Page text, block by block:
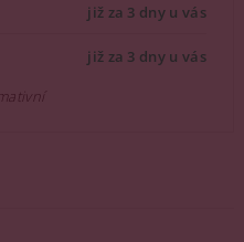
již za 3 dny u vás
již za 3 dny u vás